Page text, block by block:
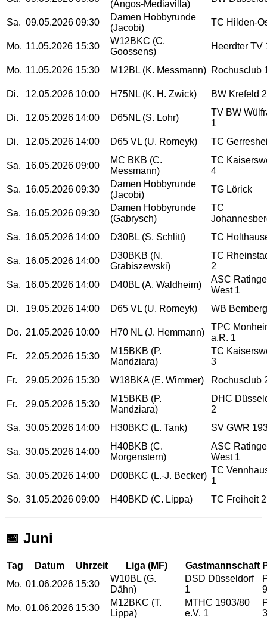
(Angos-Mediavilla)
Sa. 09.05.2026 09:30
Damen Hobbyrunde
(Jacobi)
TC Hilden-
Mo. 11.05.2026 15:30
W12BKC (C.
Goossens)
Heerdter TV
Mo. 11.05.2026 15:30 M12BL (K. Messmann) Rochusclub
Di. 12.05.2026 10:00 H75NL (K. H. Zwick) BW Krefeld 2
Di. 12.05.2026 14:00 D65NL (S. Lohr)
TV BW
1
Di.
12.05.2026 14:00 D65 VL (U. Romeyk) TC
Sa. 16.05.2026 09:00
MC BKB (C.
Messmann)
TC
4
Sa. 16.05.2026 09:30
Damen Hobbyrunde
(Jacobi)
TG Lörick
Sa. 16.05.2026 09:30
Damen Hobbyrunde
(Gabrysch)
TC
Sa. 16.05.2026 14:00 D30BL (S. Schlitt) TC
Sa. 16.05.2026 14:00
D30BKB (N.
Grabiszewski)
TC
2
Sa. 16.05.2026 14:00 D40BL (A. Waldheim)
ASC
West 1
Di.
19.05.2026 14:00 D65 VL (U. Romeyk) WB
Do. 21.05.2026 10:00 H70 NL (J. Hemmann)
TPC
a.R. 1
Fr.
22.05.2026 15:30
M15BKB (P.
Mandziara)
TC
3
Fr.
29.05.2026 15:30 W18BKA (E. Wimmer) Rochusclub
Fr. 29.05.2026 15:30
M15BKB (P.
Mandziara)
DHC
2
Sa. 30.05.2026 14:00 H30BKC (L. Tank) SV GWR
Sa. 30.05.2026 14:00
H40BKB (C.
Morgenstern)
ASC
West 1
Sa. 30.05.2026 14:00 D00BKC (L.-J. Becker)
TC
1
So. 31.05.2026 09:00 H40BKD (C. Lippa) TC Freiheit 2
📅 Juni
Tag Datum Uhrzeit Liga (MF) Gastmannschaft
Mo. 01.06.2026 15:30
W10BL (G.
Dähn)
DSD Düsseldorf
1
9
Mo. 01.06.2026 15:30
M12BKC (T.
Lippa)
MTHC 1903/80
e.V. 1
3